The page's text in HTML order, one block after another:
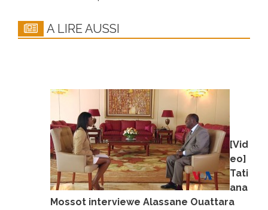
A LIRE AUSSI
[Vid
eo]
Tati
ana
Mossot interviewe Alassane Ouattara